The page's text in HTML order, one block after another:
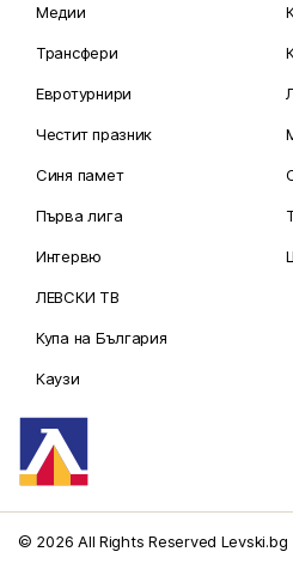
Медии
Трансфери
Евротурнири
Честит празник
Синя памет
Първа лига
Интервю
ЛЕВСКИ ТВ
Купа на България
Каузи
© 2026 All Rights Reserved Levski.bg